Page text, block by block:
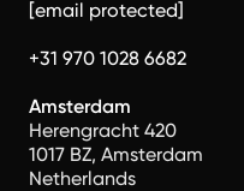
[email protected]
+31 970 1028 6682
Amsterdam
Herengracht 420
1017 BZ, Amsterdam
Netherlands